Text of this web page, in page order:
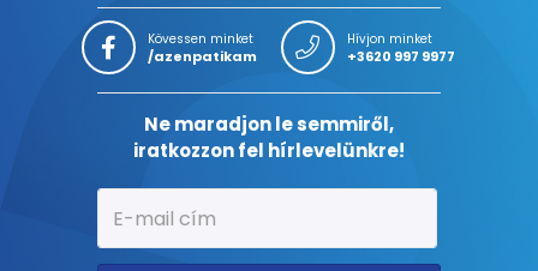
Kövessen minket
/azenpatikam
Hívjon minket
+3620 997 9977
Ne maradjon le semmiről,
iratkozzon fel hírlevelünkre!